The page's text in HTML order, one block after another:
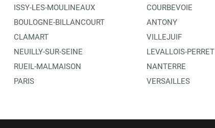
7
9.95 km
LIBRAIRIE L IMPROMPTU
ISSY-LES-MOULINEAUX
BOULOGNE-BILLANCOURT
CLAMART
NEUILLY-SUR-SEINE
RUEIL-MALMAISON
PARIS
COURBEVOIE
ANTONY
VILLEJUIF
LEVALLOIS-PERRET
NANTERRE
VERSAILLES